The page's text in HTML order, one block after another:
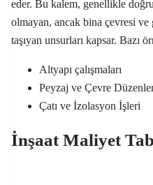
eder. Bu kalem, genellikle
olmayan, ancak bina çevresi ve
taşıyan unsurları kapsar. Bazı
Altyapı çalışmaları
Peyzaj ve Çevre
Çatı ve İzolasyon İşleri
İnşaat Maliyet